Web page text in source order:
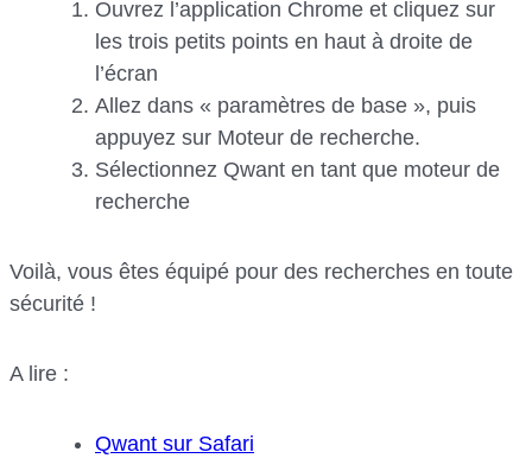
Ouvrez l’application Chrome et cliquez sur
les trois petits points en haut à droite de
l’écran
Allez dans « paramètres de base », puis
appuyez sur Moteur de recherche.
Sélectionnez Qwant en tant que moteur de
recherche
Voilà, vous êtes équipé pour des recherches en toute
sécurité !
A lire :
Qwant sur Safari